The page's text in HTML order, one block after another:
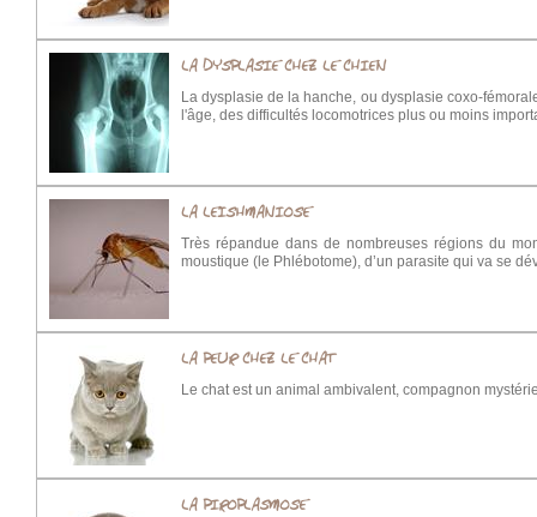
LA DYSPLASIE CHEZ LE CHIEN
La dysplasie de la hanche, ou dysplasie coxo-
l'âge, des difficultés locomotrices plus ou moins
LA LEISHMANIOSE
Très répandue dans de nombreuses régions du
moustique (le Phlébotome), d’un parasite qui va se
LA PEUR CHEZ LE CHAT
Le chat est un animal ambivalent, compagnon
LA PIROPLASMOSE